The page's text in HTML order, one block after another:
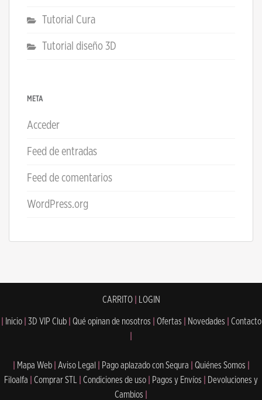
Tutorial Cura
Tutorial diseño 3D
META
Acceder
Feed de entradas
Feed de comentarios
WordPress.org
CARRITO| LOGIN
Inicio 3D VIP Club Qué opinan de nosotros Ofertas Novedades
Contacto
Mapa Web Aviso Legal Pago aplazado con Sequra Quiénes Somos
Filoalfa
Comprar STL Condiciones de uso Pagos y Envíos
Devoluciones y
Cambios